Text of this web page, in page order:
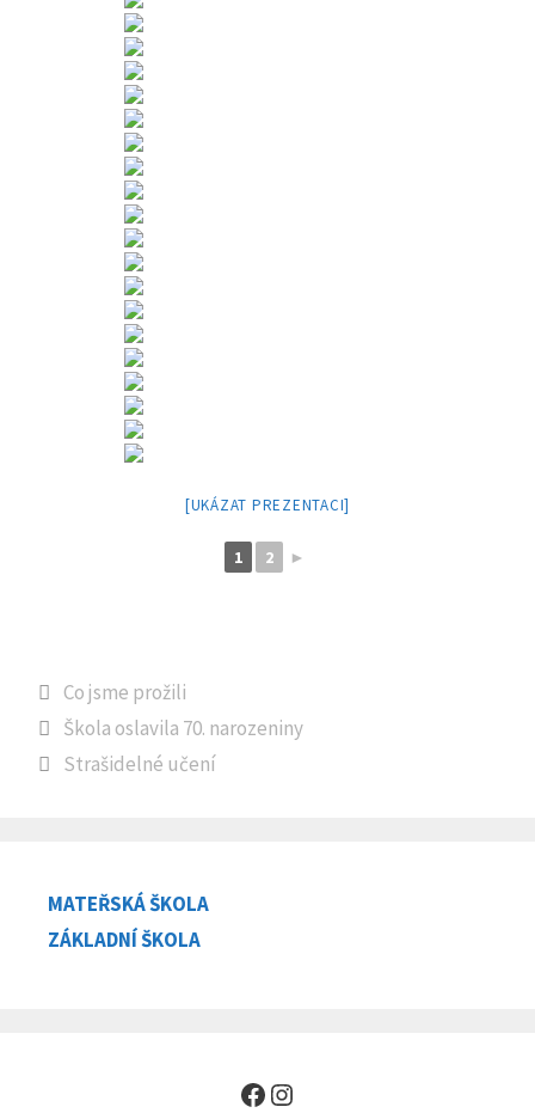
[UKÁZAT PREZENTACI]
1 2 ►
Rubriky
Co jsme prožili
Škola oslavila 70. narozeniny
Strašidelné učení
MATEŘSKÁ ŠKOLA
ZÁKLADNÍ ŠKOLA
Facebook
Instagram